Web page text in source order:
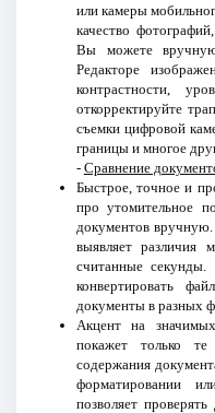
или камеры
качество
Вы можете
Редакторе
контрастности,
откорректируйте
съемки цифровой
границы и многое
- Сравнение
Быстрое, точное и
про утомительное
документов
выявляет различия
считанные
конвертировать
документы в разных
Акцент на
покажет только
содержания
форматировании
позволяет